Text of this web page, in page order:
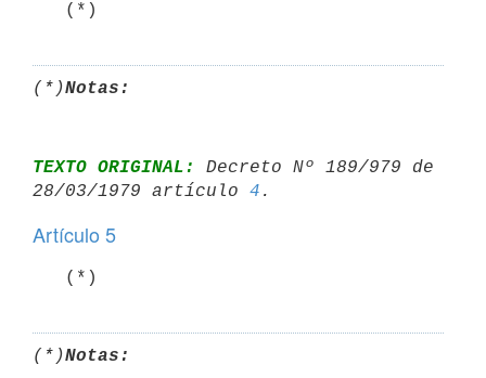
   (*)
(*)Notas:
TEXTO ORIGINAL:
Decreto Nº 189/979 de
28/03/1979 artículo 4
Artículo 5
   (*)
(*)Notas: